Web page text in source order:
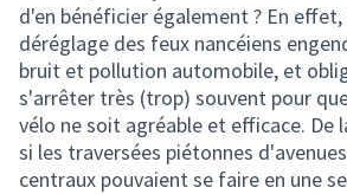
d'en bénéficier également ? En
déréglage des feux nancéiens
bruit et pollution automobile, et
s'arrêter très (trop) souvent pour
vélo ne soit agréable et efficace. De
si les traversées piétonnes
centraux pouvaient se faire en une